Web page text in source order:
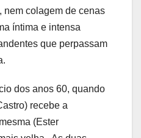
nem colagem de cenas
íntima e intensa
que perpassam
dos anos 60, quando
recebe a
(Ester